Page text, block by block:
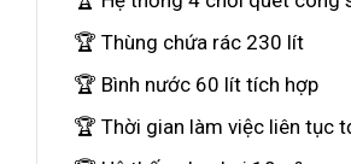
🏆 Thùng chứa rác 230 lít
🏆 Bình nước 60 lít tích hợp
🏆 Thời gian làm việc liên tục